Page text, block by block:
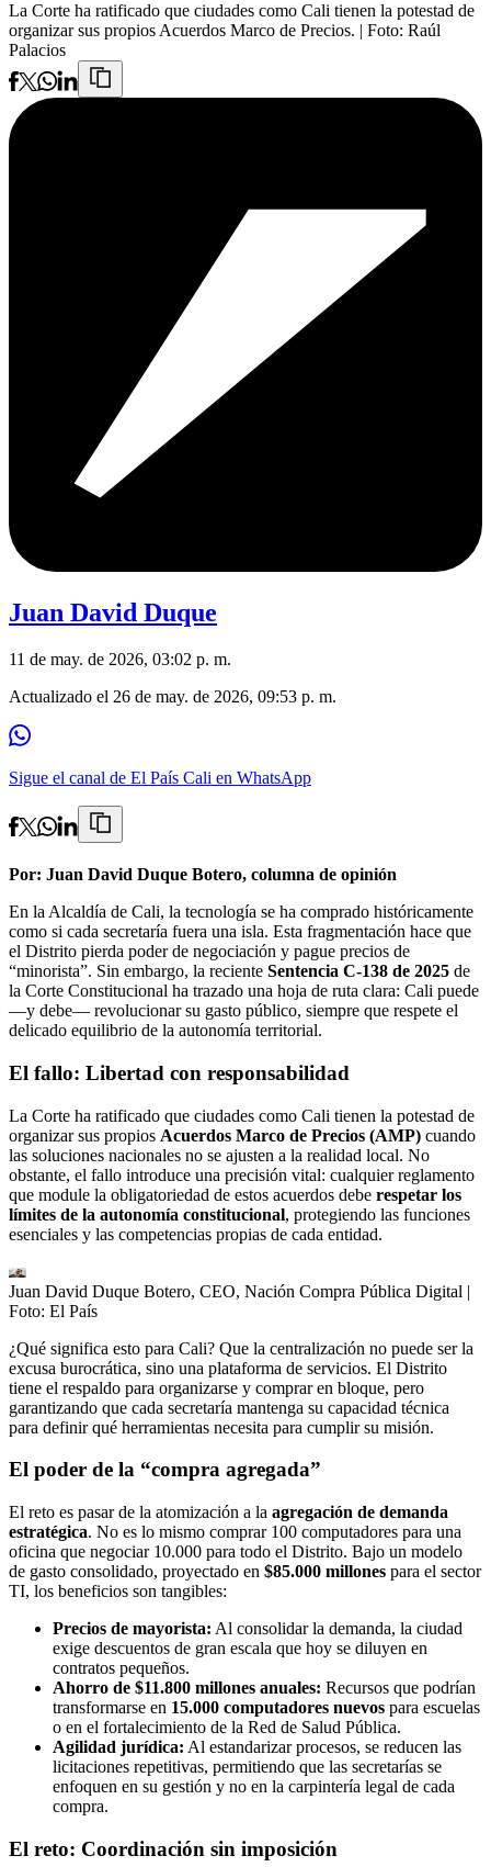
La Corte ha ratificado que ciudades como Cali tienen la potestad de
organizar sus propios Acuerdos Marco de Precios. | Foto: Raúl
Palacios
Juan David Duque
11 de may. de 2026, 03:02 p. m.
Actualizado el 26 de may. de 2026, 09:53 p. m.
Sigue el canal de El País Cali en WhatsApp
Por: Juan David Duque Botero, columna de opinión
En la Alcaldía de Cali, la tecnología se ha comprado históricamente
como si cada secretaría fuera una isla. Esta fragmentación hace que
el Distrito pierda poder de negociación y pague precios de
“minorista”. Sin embargo, la reciente Sentencia C-138 de 2025 de
la Corte Constitucional ha trazado una hoja de ruta clara: Cali puede
—y debe— revolucionar su gasto público, siempre que respete el
delicado equilibrio de la autonomía territorial.
El fallo: Libertad con responsabilidad
La Corte ha ratificado que ciudades como Cali tienen la potestad de
organizar sus propios Acuerdos Marco de Precios (AMP) cuando
las soluciones nacionales no se ajusten a la realidad local. No
obstante, el fallo introduce una precisión vital: cualquier reglamento
que module la obligatoriedad de estos acuerdos debe respetar los
límites de la autonomía constitucional, protegiendo las funciones
esenciales y las competencias propias de cada entidad.
Juan David Duque Botero, CEO, Nación Compra Pública Digital |
Foto: El País
¿Qué significa esto para Cali? Que la centralización no puede ser la
excusa burocrática, sino una plataforma de servicios. El Distrito
tiene el respaldo para organizarse y comprar en bloque, pero
garantizando que cada secretaría mantenga su capacidad técnica
para definir qué herramientas necesita para cumplir su misión.
El poder de la “compra agregada”
El reto es pasar de la atomización a la agregación de demanda
estratégica. No es lo mismo comprar 100 computadores para una
oficina que negociar 10.000 para todo el Distrito. Bajo un modelo
de gasto consolidado, proyectado en $85.000 millones para el sector
TI, los beneficios son tangibles:
Precios de mayorista: Al consolidar la demanda, la ciudad
exige descuentos de gran escala que hoy se diluyen en
contratos pequeños.
Ahorro de $11.800 millones anuales: Recursos que podrían
transformarse en 15.000 computadores nuevos para escuelas
o en el fortalecimiento de la Red de Salud Pública.
Agilidad jurídica: Al estandarizar procesos, se reducen las
licitaciones repetitivas, permitiendo que las secretarías se
enfoquen en su gestión y no en la carpintería legal de cada
compra.
El reto: Coordinación sin imposición